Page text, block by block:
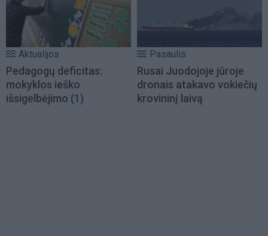
Aktualijos
Pedagogų deficitas:
mokyklos ieško
išsigelbėjimo (1)
Pasaulis
Rusai Juodojoje jūroje
dronais atakavo vokiečių
krovininį laivą